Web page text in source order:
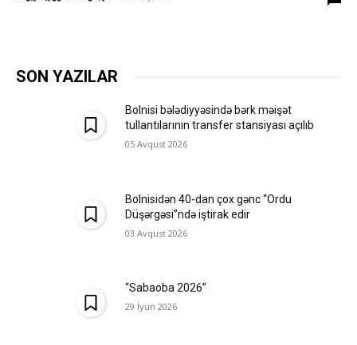
SON YAZILAR
Bolnisi bələdiyyəsində bərk məişət
tullantılarının transfer stansiyası açılıb
05 Avqust 2026
Bolnisidən 40-dan çox gənc “Ordu
Düşərgəsi”ndə iştirak edir
03 Avqust 2026
“Sabaoba 2026”
29 İyun 2026